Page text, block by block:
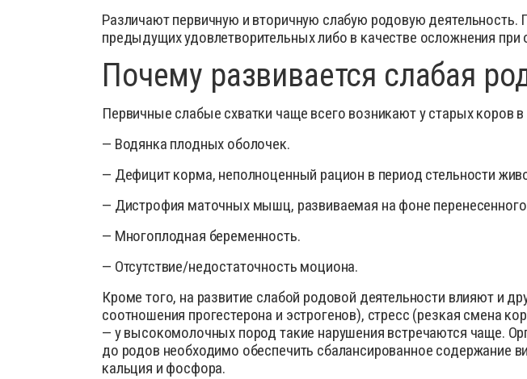
Различают первичную и вторичную слабую родовую деятельность.
предыдущих удовлетворительных либо в качестве осложнения
Почему развивается слабая
Первичные слабые схватки чаще всего возникают у старых коров
— Водянка плодных оболочек.
— Дефицит корма, неполноценный рацион в период стельности
— Дистрофия маточных мышц, развиваемая на фоне
— Многоплодная беременность.
— Отсутствие/недостаточность моциона.
Кроме того, на развитие слабой родовой деятельности влияют и
соотношения прогестерона и эстрогенов), стресс (резкая смена
— у высокомолочных пород такие нарушения встречаются чаще.
до родов необходимо обеспечить сбалансированное содержание
кальция и фосфора.